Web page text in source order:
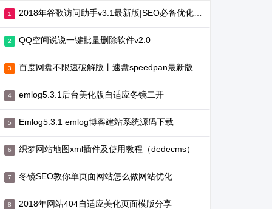
2018年谷歌访问助手v3.1最新版|SEO必备优化工具
QQ空间说说一键批量删除软件v2.0
百度网盘不限速破解版丨速盘speedpan最新版
emlog5.3.1后台美化版自适应冬镜二开
Emlog5.3.1 emlog博客建站系统源码下载
织梦网站地图xml插件及使用教程（dedecms）
冬镜SEO教你单页面网站怎么做网站优化
2018年网站404自适应美化页面模版分享